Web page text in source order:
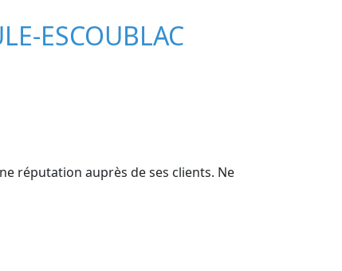
ESCOUBLAC
réputation auprès de ses clients. Ne